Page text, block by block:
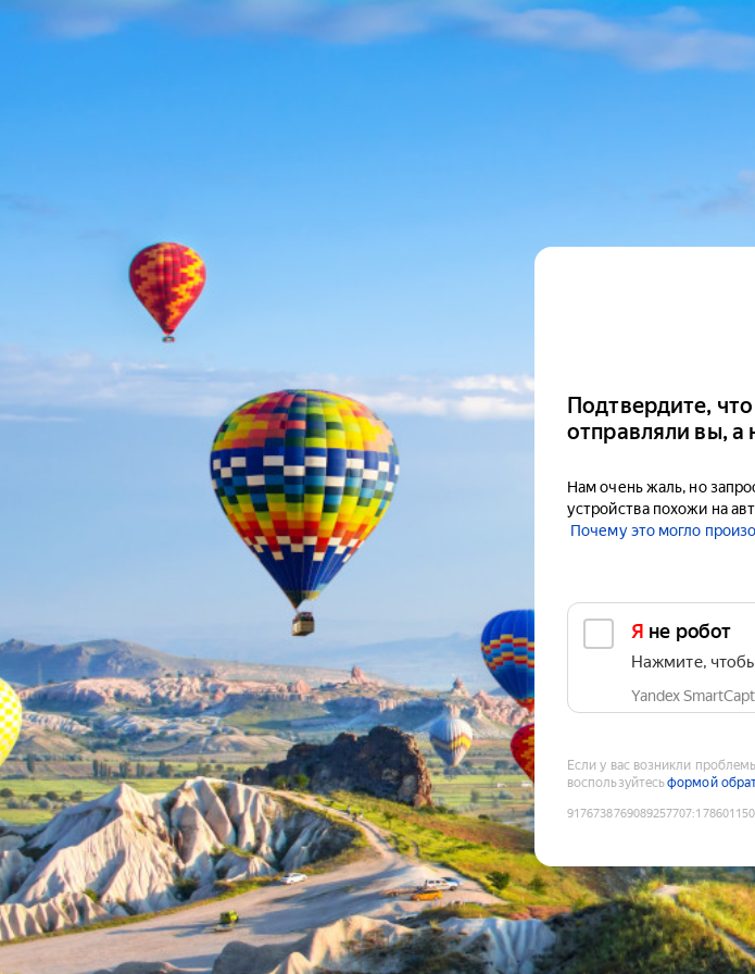
Подтвердите,
отправляли вы, а
Нам очень жаль, но
устройства похожи на
Почему это могло
Я не робот
Нажмите,
Yandex
Если у вас возникли
воспользуйтесьформой
9176738769089257707: